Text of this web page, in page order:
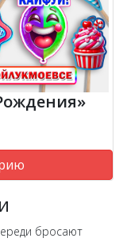
бросают